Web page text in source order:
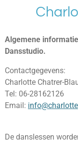
de
hoofdinhoud
Algemene
Dansstudio.
Contactgegevens:
Charlotte Chatrer-
Tel: 06-28162126
Email:
De danslessen